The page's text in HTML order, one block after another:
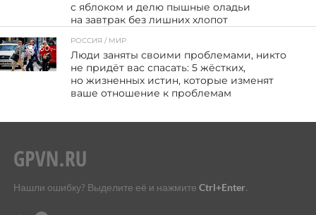
с яблоком и делю пышные оладьи
на завтрак без лишних хлопот
60
РОССИЯ / МИР
Люди заняты своими проблемами, никто
не придёт вас спасать: 5 жёстких,
но жизненных истин, которые изменят
ваше отношение к проблемам
Нашли ошибку? Выделите её и нажмите Ctrl+Enter.